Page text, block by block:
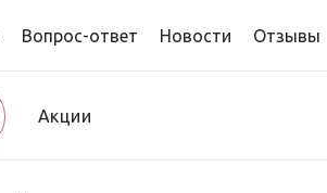
Вопрос-ответ Новости Отзывы
Акции